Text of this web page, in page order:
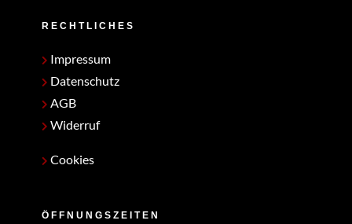
RECHTLICHES
Impressum
Datenschutz
AGB
Widerruf
Cookies
ÖFFNUNGSZEITEN